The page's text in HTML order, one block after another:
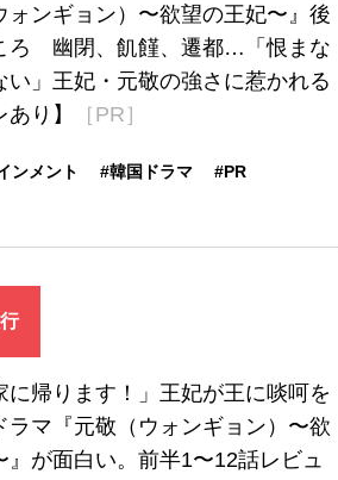
ォンギョン）〜欲望の王妃〜』後
ろ 幽閉、飢饉、遷都…「恨まな
い」王妃・元敬の強さに惹かれる
あり】
［PR］
ンメント #韓国ドラマ
#PR
に帰ります！」王妃が王に啖呵を
ラマ『元敬（ウォンギョン）〜欲
』が面白い。前半1〜12話レビュ